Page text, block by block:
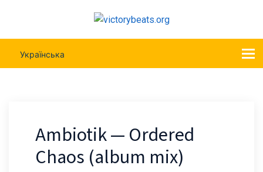
Українська
Ambiotik — Ordered
Chaos (album mix)